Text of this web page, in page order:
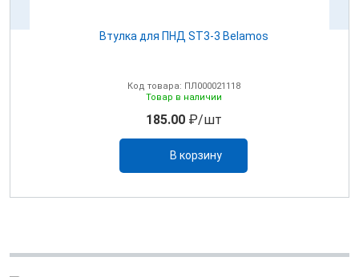
Втулка для ПНД ST3-3 Belamos
Код товара: ПЛ000021118
Товар в наличии
185.00₽/шт
В корзину